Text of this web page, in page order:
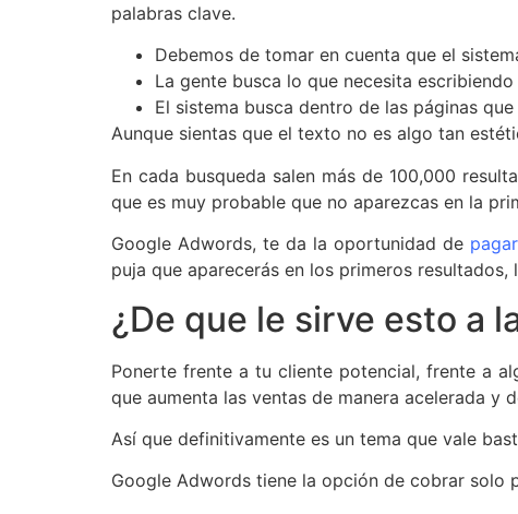
palabras clave.
Debemos de tomar en cuenta que el
La gente busca lo que necesita
El sistema busca dentro de las páginas
Aunque sientas que el texto no es algo tan
En cada busqueda salen más de 100,000
que es muy probable que no aparezcas en la
Google Adwords, te da la oportunidad de
puja que aparecerás en los primeros
¿De que le sirve esto a
Ponerte frente a tu cliente potencial, frente a
que aumenta las ventas de manera acelerada y
Así que definitivamente es un tema que vale
Google Adwords tiene la opción de cobrar solo